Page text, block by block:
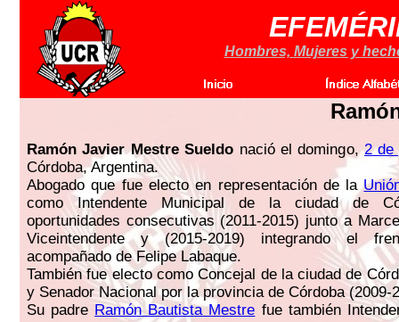
Hombres, Mujeres y
Ramón Javier Mestre Sueldo nació el domingo,2 de
Córdoba, Argentina.
Abogado que fue electo en representación de la
como Intendente Municipal de la ciudad de
oportunidades consecutivas (2011-2015) junto a
Viceintendente y (2015-2019) integrando el
acompañado de Felipe Labaque.
También fue electo como Concejal de la ciudad de
y Senador Nacional por la provincia de Córdoba (2009-
Su padre Ramón Bautista Mestre fue también